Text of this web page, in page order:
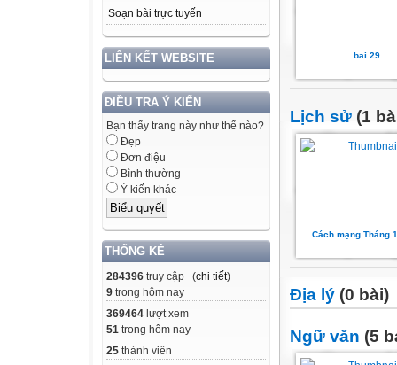
Soạn bài trực tuyến
LIÊN KẾT WEBSITE
ĐIỀU TRA Ý KIẾN
Bạn thấy trang này như thế nào?
Đẹp
Đơn điệu
Bình thường
Ý kiến khác
THỐNG KÊ
284396 truy cập (chi tiết)
9 trong hôm nay
369464 lượt xem
51 trong hôm nay
25 thành viên
bai 29
Lịch sử (1
Cách mạng Tháng
Địa lý (0 bài)
Ngữ văn (5